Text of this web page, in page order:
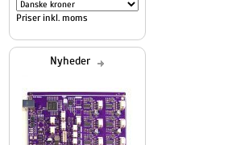
Priser inkl. moms
Nyheder